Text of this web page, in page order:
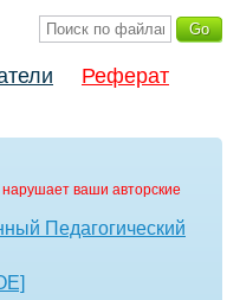
Реферат
ваши авторские
Педагогический